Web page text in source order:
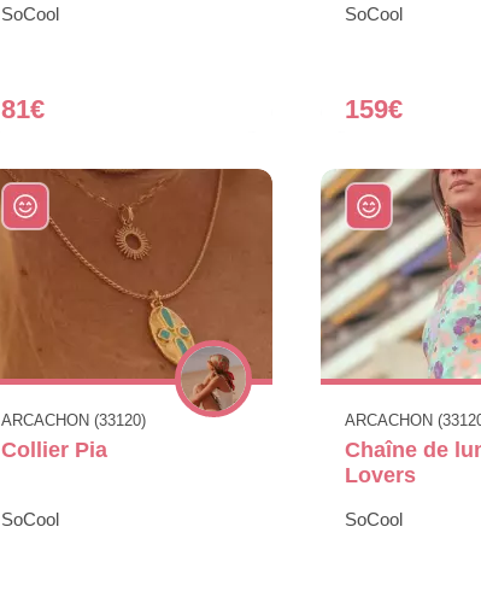
SoCool
81€
SoCool
159€
ARCACHON (33120)
Collier Pia
SoCool
ARCACHON
Chaîne de
Lovers
SoCool